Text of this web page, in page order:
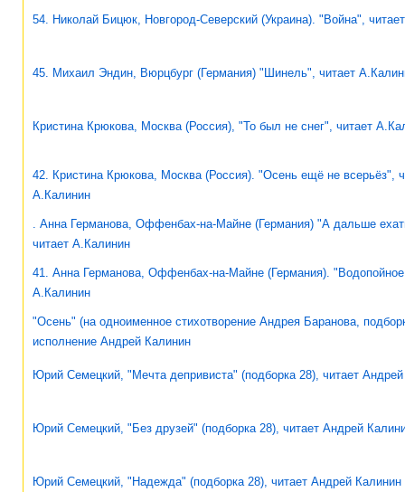
54. Николай Бицюк, Новгород-Северский (Украина). "Война",
45. Михаил Эндин, Вюрцбург (Германия) "Шинель", читает
Кристина Крюкова, Москва (Россия), "То был не снег", читает
42. Кристина Крюкова, Москва (Россия). "Осень ещё не всерьёз",
А.Калинин
. Анна Германова, Оффенбах-на-Майне (Германия) "А дальше
читает А.Калинин
41. Анна Германова, Оффенбах-на-Майне (Германия). "Водопойное
А.Калинин
"Осень" (на одноименное стихотворение Андрея Баранова,
исполнение Андрей Калинин
Юрий Семецкий, "Мечта депривиста" (подборка 28), читает
Юрий Семецкий, "Без друзей" (подборка 28), читает Андрей
Юрий Семецкий, "Надежда" (подборка 28), читает Андрей Калинин